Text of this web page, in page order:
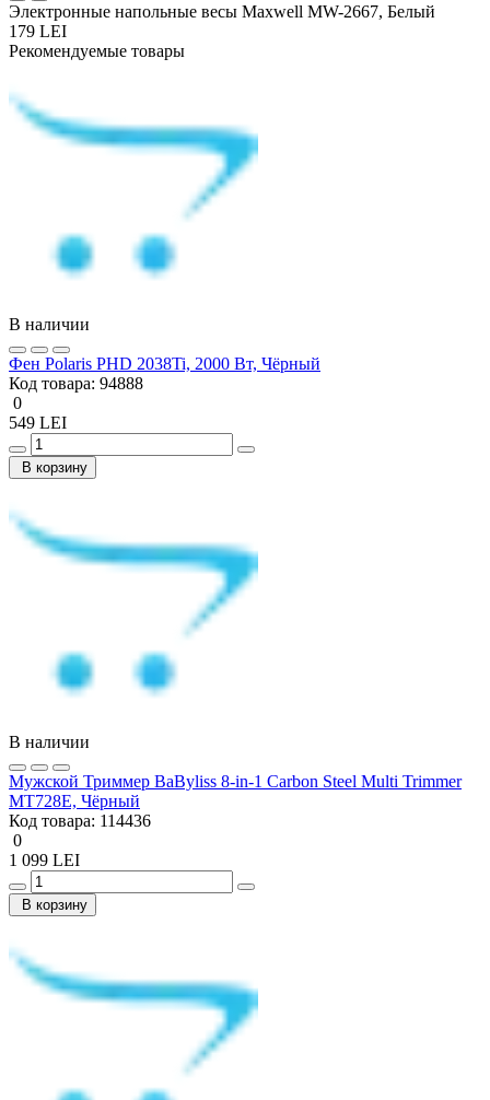
Электронные напольные весы Maxwell MW-2667, Белый
179 LEI
Рекомендуемые товары
В наличии
Фен Polaris PHD 2038Ti, 2000 Вт, Чёрный
Код товара: 94888
0
549 LEI
В корзину
В наличии
Мужской Триммер BaByliss 8-in-1 Carbon Steel Multi Trimmer
MT728E, Чёрный
Код товара: 114436
0
1 099 LEI
В корзину